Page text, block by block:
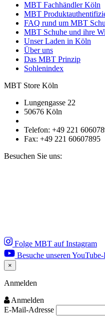
MBT Fachhändler Köln
MBT
FAQ rund um MBT
MBT Schuhe und ihre
Unser Laden in Köln
Über uns
Das MBT Prinzip
Sohlenindex
MBT Store Köln
Lungengasse 22
50676 Köln
Telefon: +49 221
Fax: +49 221 60607895
Besuchen Sie uns:
Folge MBT auf Instagram
Besuche unseren
×
Close
Anmelden
Anmelden
E-Mail-Adresse